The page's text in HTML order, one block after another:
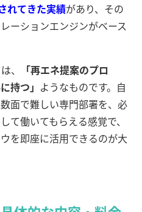
れてきた実績があり、その
ーションエンジンがベース
、
「再エネ提案のプロ
持つ」 ようなものです。自
面で難しい専門部署を、必
て働いてもらえる感覚で、
を即座に活用できるのが大